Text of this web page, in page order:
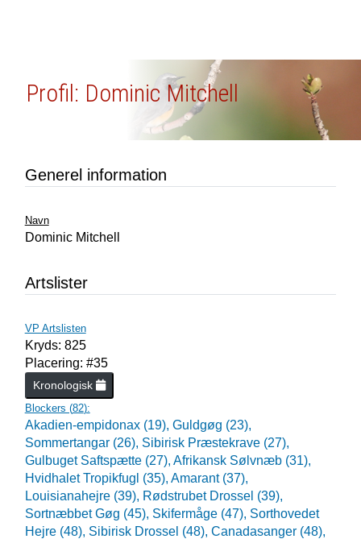
Profil: Dominic Mitchell
Generel information
Navn
Dominic Mitchell
Artslister
VP Artslisten
Kryds: 825
Placering: #35
Kronologisk
Blockers (82):
Akadien-empidonax (19), Guldgøg (23),
Sommertangar (26), Sibirisk Præstekrave (27),
Gulbuget Saftspætte (27), Afrikansk Sølvnæb (31),
Hvidhalet Tropikfugl (35), Amarant (37),
Louisianahejre (39), Rødstrubet Drossel (39),
Sortnæbbet Gøg (45), Skifermåge (47), Sorthovedet
Hejre (48), Sibirisk Drossel (48), Canadasanger (48),